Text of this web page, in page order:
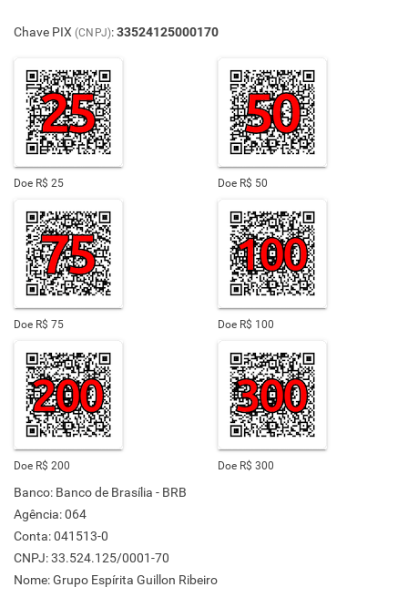
Chave PIX (CNPJ):33524125000170
Doe R$ 25 Doe R$ 50
Doe R$ 75 Doe R$ 100
Doe R$ 200 Doe R$ 300
Banco: Banco de Brasília - BRB
Agência: 064
Conta: 041513-0
CNPJ: 33.524.125/0001-70
Nome: Grupo Espírita Guillon Ribeiro